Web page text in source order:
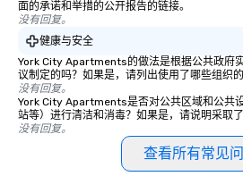
面的承诺和举措的公开报告的链接。
没有回复。
健康与安全
York City Apartments的做法是根据公共政府
议制定的吗？如果是，请列出使用了哪些组织
没有回复。
York City Apartments是否对公共区域和公共
站等）进行清洁和消毒？如果是，请说明采取了
没有回复。
查看所有常见